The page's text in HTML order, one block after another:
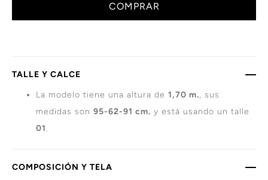
COMPRAR
TALLE Y CALCE
La modelo tiene una altura de 1,70 m., sus
medidas son 95-62-91 cm. y está usando un talle
01.
COMPOSICIÓN Y TELA